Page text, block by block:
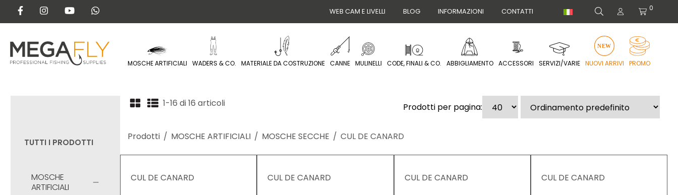
WEB CAM E LIVELLI BLOG INFORMAZIONI CONTATTI 0
MOSCHE ARTIFICIALI WADERS & CO. MATERIALE DA COSTRUZIONE CANNE MULINELLI CODE, FINALI & CO. ABBIGLIAMENTO ACCESSORI SERVIZI/VARIE NUOVI ARRIVI PROMO
TUTTI I PRODOTTI
MOSCHE
ARTIFICIALI
1-16 di 16 articoli Prodotti per pagina:
Prodotti MOSCHE ARTIFICIALI MOSCHE SECCHE CUL DE CANARD
CUL DE CANARD CUL DE CANARD CUL DE CANARD CUL DE CANARD